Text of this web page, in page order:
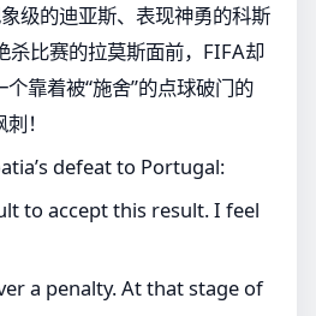
级的迪亚斯、表现神勇的科斯
杀比赛的拉莫斯面前，FIFA却
靠着被“施舍”的点球破门的
！
defeat to Portugal:
to accept this result. I feel
a penalty. At that stage of